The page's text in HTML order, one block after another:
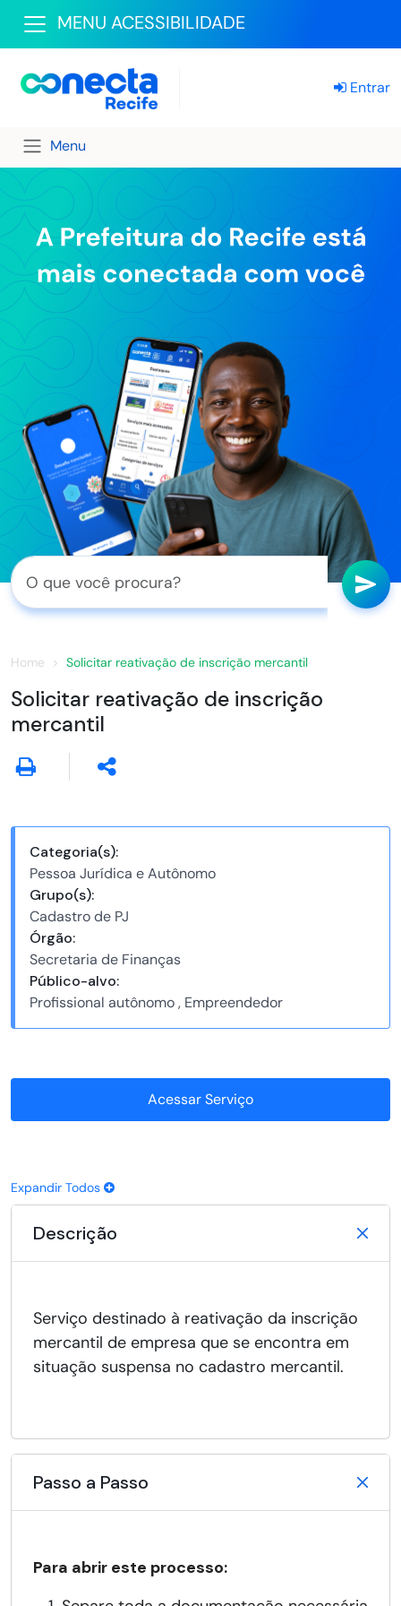
MENU ACESSIBILIDADE
Entrar
Menu
Home Solicitar reativação de inscrição mercantil
Solicitar reativação de inscrição
mercantil
Categoria(s):
Pessoa Jurídica e Autônomo
Grupo(s):
Cadastro de PJ
Órgão:
Secretaria de Finanças
Público-alvo:
Profissional autônomo , Empreendedor
Acessar Serviço
Expandir Todos
Descrição
Serviço destinado à reativação da inscrição
mercantil de empresa que se encontra em
situação suspensa no cadastro mercantil.
Passo a Passo
Para abrir este processo: